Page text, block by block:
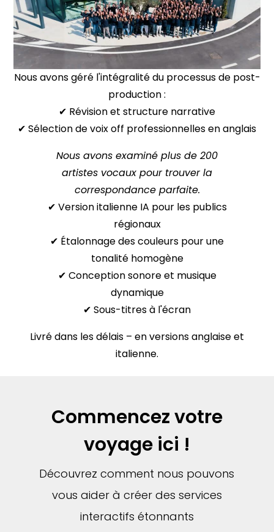
Nous avons géré l'intégralité du processus de post-
production :
✔ Révision et structure narrative
✔ Sélection de voix off professionnelles en anglais
Nous avons examiné plus de 200
artistes vocaux pour trouver la
correspondance parfaite.
✔ Version italienne IA pour les publics
régionaux
✔ Étalonnage des couleurs pour une
tonalité homogène
✔ Conception sonore et musique
dynamique
✔ Sous-titres à l'écran
Livré dans les délais – en versions anglaise et
italienne.
Commencez votre
voyage ici !
Découvrez comment nous pouvons
vous aider à créer des services
interactifs étonnants